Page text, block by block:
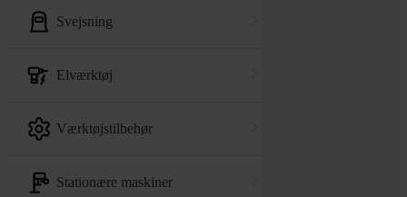
svejsning
elværktøj
værktøjstilbehør
stationære maskiner